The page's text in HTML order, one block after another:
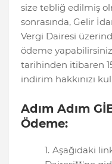
size tebliğ edilmiş
sonrasında, Gelir
Vergi Dairesi
ödeme
tarihinden itibaren
indirim hakkınızı
Adım Adım
Ödeme:
Aşağıdaki